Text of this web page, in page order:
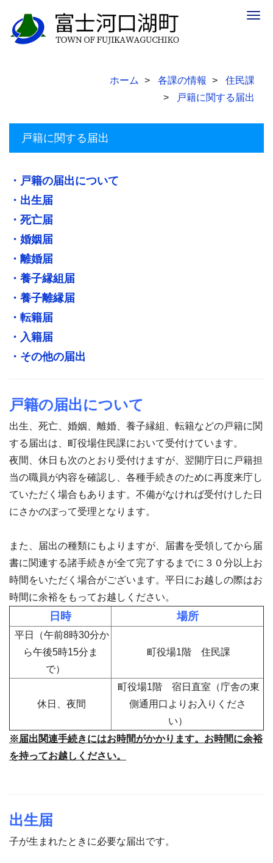
ホーム 各課の情報
住民課
戸籍に関する届出
戸籍に関する届出
・戸籍の届出について
・出生届
・死亡届
・婚姻届
・離婚届
・養子縁組届
・養子離縁届
・転籍届
・入籍届
・その他の届出
戸籍の届出について
出生、死亡、婚姻、離婚、養子縁組、転籍などの戸籍に関
する届出は、町役場住民課において受付けています。
夜間、休日も次のとおり受付けますが、翌開庁日に戸籍担
当の職員が内容を確認し、各種手続きのために再度来庁し
ていただく場合もあります。不備がなければ受付けした日
にさかのぼって受理となります。
また、届出の種類にもよりますが、届書を受領してから届
書に関連する諸手続きが全て完了するまでに３０分以上お
時間をいただく場合がございます。平日にお越しの際はお
時間に余裕をもってお越しください。
日時 場所
平日（午前8時30分か
ら午後5時15分ま
で）
町役場1階 住民課
休日、夜間
町役場1階 宿日直室（庁舎の東
側通用口よりお入りくださ
い）
※届出関連手続きにはお時間がかかります。お時間に余裕
を持ってお越しください。
出生届
子が生まれたときに必要な届出です。